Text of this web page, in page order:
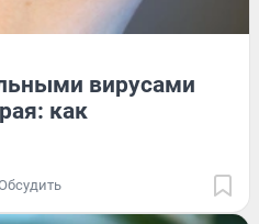
вирусами
как